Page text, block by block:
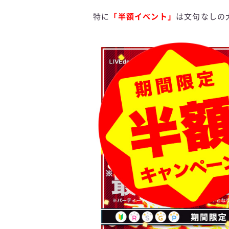
特に 「半額イベント」 は文句なしの